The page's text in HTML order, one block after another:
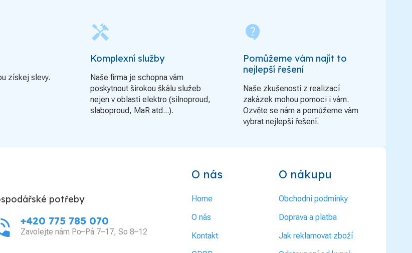
získej slevy.
handyman
Komplexní služby
Naše firma je schopna vám
poskytnout širokou škálu služeb
nejen v oblasti elektro (silnoproud,
slaboproud, MaR atd...).
contact_support
Pomůžeme vám najít to
nejlepší řešení
Naše zkušenosti z realizací
zakázek mohou pomoci i vám.
Ozvěte se nám a pomůžeme vám
vybrat nejlepší řešení.
potřeby
+420 775 785 070
Zavolejte nám Po–Pá 7–17, So 8–12
O nás
Home
O nás
Kontakt
O nákupu
Obchodní podmínky
Doprava a platba
Jak reklamovat zboží